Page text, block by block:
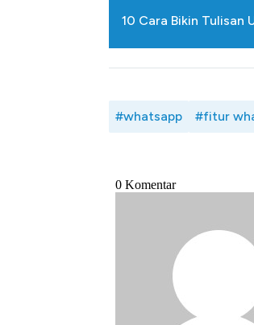
10 Cara Bikin Tulisan
#whatsapp #fitur